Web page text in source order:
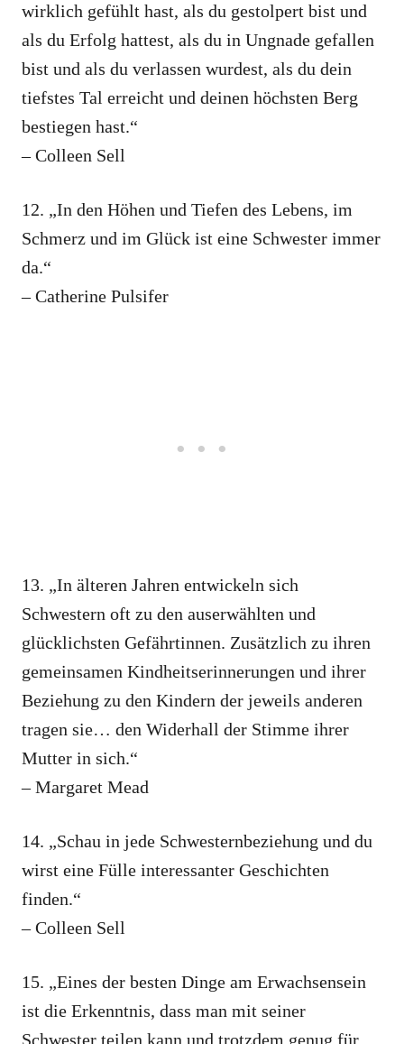
wirklich gefühlt hast, als du gestolpert bist und
als du Erfolg hattest, als du in Ungnade gefallen
bist und als du verlassen wurdest, als du dein
tiefstes Tal erreicht und deinen höchsten Berg
bestiegen hast.“
– Colleen Sell
12. „In den Höhen und Tiefen des Lebens, im
Schmerz und im Glück ist eine Schwester immer
da.“
– Catherine Pulsifer
13. „In älteren Jahren entwickeln sich
Schwestern oft zu den auserwählten und
glücklichsten Gefährtinnen. Zusätzlich zu ihren
gemeinsamen Kindheitserinnerungen und ihrer
Beziehung zu den Kindern der jeweils anderen
tragen sie… den Widerhall der Stimme ihrer
Mutter in sich.“
– Margaret Mead
14. „Schau in jede Schwesternbeziehung und du
wirst eine Fülle interessanter Geschichten
finden.“
– Colleen Sell
15. „Eines der besten Dinge am Erwachsensein
ist die Erkenntnis, dass man mit seiner
Schwester teilen kann und trotzdem genug für